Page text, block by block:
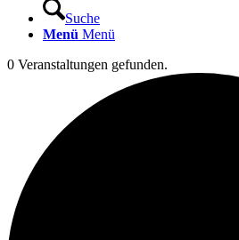
Suche
Menü Menü
0 Veranstaltungen gefunden.